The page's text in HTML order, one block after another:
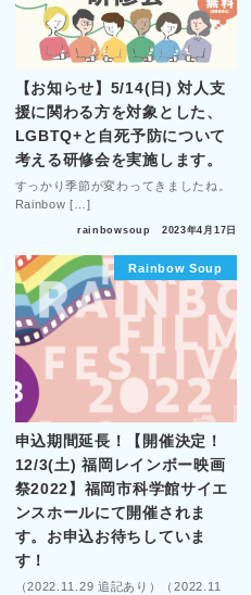
【お知らせ】5/14(日) 対人支
援に関わる方を対象とした、
LGBTQ+と自死予防について
考える研修会を実施します。
すっかり季節が変わってきましたね。
Rainbow […]
rainbowsoup 2023年4月17日
Rainbow Soup
申込期間延長！【開催決定！
12/3(土) 福岡レインボー映画
祭2022】福岡市科学館サイエ
ンスホールにて開催されま
す。お申込お待ちしていま
す！
（2022.11.29 追記あり）（2022.11